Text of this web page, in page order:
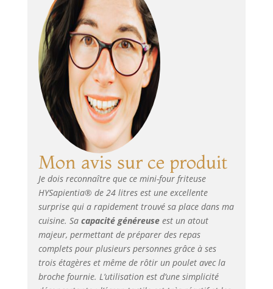
pratique à utiliser et à nettoyer.
Délicieuse et visible : la four
electrique dispose d'un contrôle
indépendant de la température des
tubes de chauffage supérieur et
inférieur, d'un contrôle électronique
de température NTC, d'une puce de
contrôle de température PID, avec un
ventilateur chaud haute vitesse
réglable à 360° et une sortie d'air
frais, équipée des lumières de four
de visualisation les plus avancées,
pour que vous puissiez profiter du
festin visuel offert par la cuisson tout
en préparant de délicieux plats.
Multifonction tout-en-un : la friteuse
air fryer, de petite taille et à haute
énergie (toast, gâteaux/cuisson,
poisson, déshydratation, poulet/grill,
frites/air fry, décongélation, steak,
pizza, rôtisserie), propose 10 modes
de cuisson, tous facilement
réalisables, une alternative parfaite
Mon avis sur ce produit
Je dois reconnaître que ce mini-four friteuse
HYSapientia® de 24 litres est une excellente
surprise qui a rapidement trouvé sa place dans ma
cuisine. Sa capacité généreuseest un atout
majeur, permettant de préparer des repas
complets pour plusieurs personnes grâce à ses
trois étagères et même de rôtir un poulet avec la
broche fournie. L’utilisation est d’une simplicité